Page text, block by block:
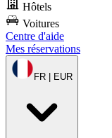
Hôtels
Voitures
Centre d'aide
Mes réservations
FR | EUR